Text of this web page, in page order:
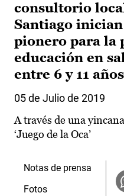
consultorio
Santiago
pionero para la
educación en
entre 6 y 11 años
05 de Julio de 2019
A través de una
‘Juego de la Oca’
Notas de prensa
Fotos